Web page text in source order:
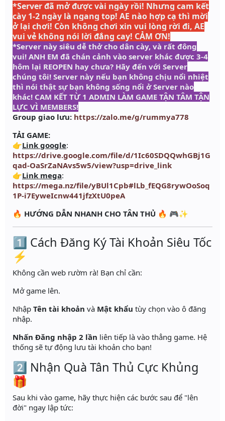
*Server đã mở được vài ngày rồi! Nhưng cam kết
cày 1-2 ngày là ngang top! AE nào hợp cạ thì mời
ở lại chơi! Còn không chơi xin vui lòng rời đi, AE
vui vẻ không nói lời đắng cay! CẢM ƠN!
*Server này siêu dễ thở cho dân cày, và rất đông
vui! ANH EM đã chán cảnh vào server khác được 3-4
hôm lại REOPEN hay chưa? Hãy đến với Server
chúng tôi! Server này nếu bạn không chịu nổi nhiệt
thì nói thật sự bạn không sống nổi ở Server nào
khác! CAM KẾT TỪ 1 ADMIN LÀM GAME TẬN TÂM TẬN
LỰC VÌ MEMBERS!
Group giao lưu: https://zalo.me/g/rummya778
TẢI GAME:
👉Link google:
https://drive.google.com/file/d/1Ic60SDQQwhGBj1G
qad-OaSrZaNAvs5w5/view?usp=drive_link
👉Link mega:
https://mega.nz/file/yBUl1Cpb#lLb_fEQG8rywOoSoq
1P-i7EyweIcnw441jfzXtU0peA
🔥 HƯỚNG DẪN NHANH CHO TÂN THỦ 🔥 🎮✨
1️⃣ Cách Đăng Ký Tài Khoản Siêu Tốc
⚡
Không cần web rườm rà! Bạn chỉ cần:
Mở game lên.
Nhập Tên tài khoản và Mật khẩu tùy chọn vào ô đăng
nhập.
Nhấn Đăng nhập 2 lần liên tiếp là vào thẳng game. Hệ
thống sẽ tự động lưu tài khoản cho bạn!
2️⃣ Nhận Quà Tân Thủ Cực Khủng
🎁
Sau khi vào game, hãy thực hiện các bước sau để "lên
đời" ngay lập tức: